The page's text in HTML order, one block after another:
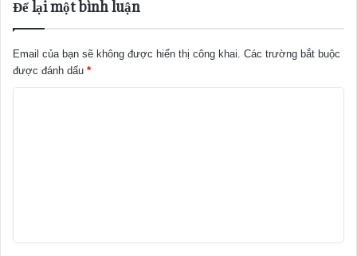
Để lại một bình luận
Email của bạn sẽ không được hiển thị công khai. Các trường bắt buộc
được đánh dấu *
ậ